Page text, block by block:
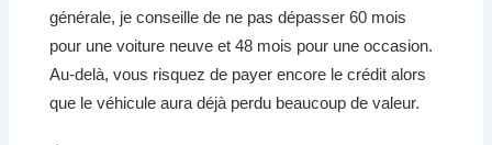
générale, je conseille de ne pas dépasser 60 mois
pour une voiture neuve et 48 mois pour une occasion.
Au-delà, vous risquez de payer encore le crédit alors
que le véhicule aura déjà perdu beaucoup de valeur.